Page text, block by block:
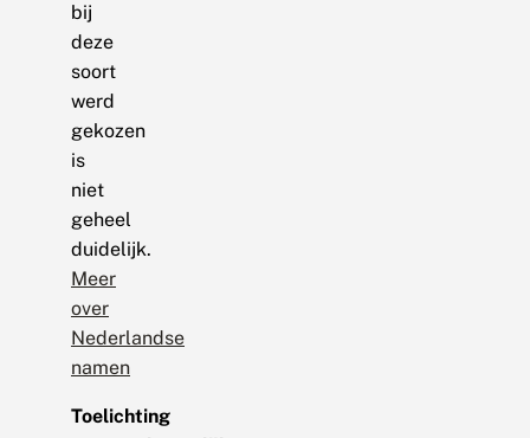
bij
deze
soort
werd
gekozen
is
niet
geheel
duidelijk.
Meer
over
Nederlandse
namen
Toelichting